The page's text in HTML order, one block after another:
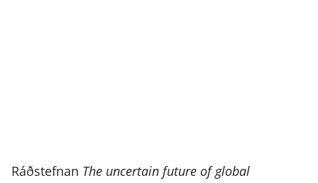
Ráðstefnan The uncertain future of global